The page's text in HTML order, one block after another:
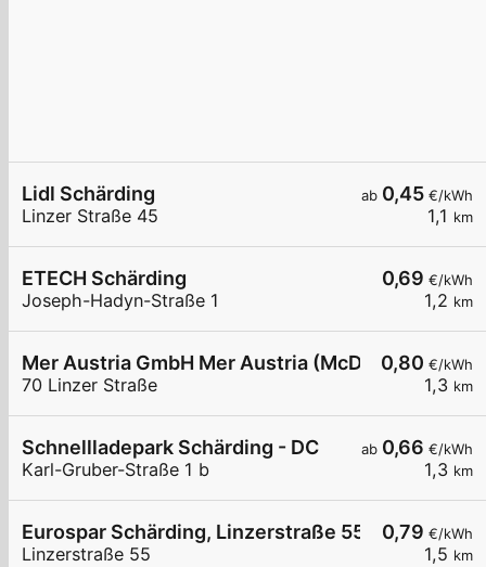
ab 0,45 €/kWh
1,1 km
Lidl Schärding
Linzer Straße 45
0,69 €/kWh
1,2 km
ETECH Schärding
Joseph-Hadyn-Straße 1
0,80 €/kWh
1,3 km
Mer Austria GmbH Mer Austria (McD) -
70 Linzer Straße
ab 0,66 €/kWh
1,3 km
Schnellladepark Schärding - DC
Karl-Gruber-Straße 1 b
0,79 €/kWh
1,5 km
Eurospar Schärding, Linzerstraße 55 02
Linzerstraße 55